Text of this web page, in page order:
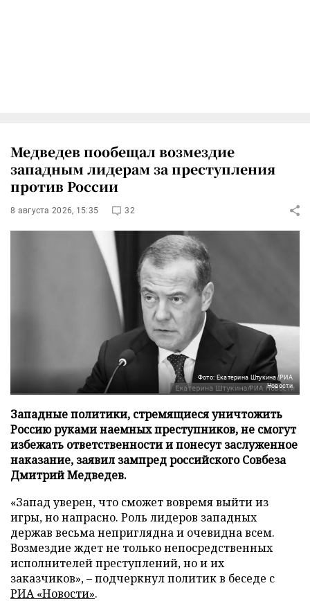
Медведев пообещал возмездие
западным лидерам за преступления
против России
8 августа 2026, 15:35 32
Фото: Екатерина Штукина/РИА
Новости
Западные политики, стремящиеся уничтожить
Россию руками наемных преступников, не смогут
избежать ответственности и понесут заслуженное
наказание, заявил зампред российского Совбеза
Дмитрий Медведев.
«Запад уверен, что сможет вовремя выйти из
игры, но напрасно. Роль лидеров западных
держав весьма неприглядна и очевидна всем.
Возмездие ждет не только непосредственных
исполнителей преступлений, но и их
заказчиков», – подчеркнул политик в беседе с
РИА «Новости».